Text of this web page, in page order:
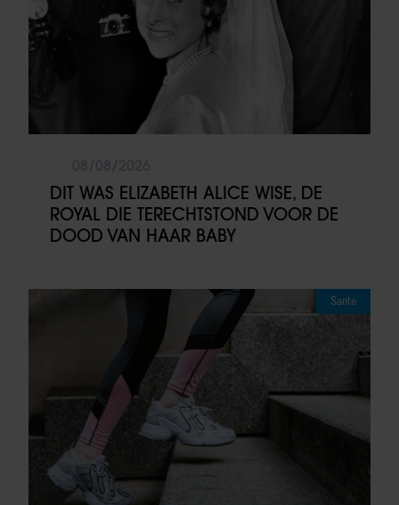
DIT WAS ELIZABETH ALICE WISE, DE
ROYAL DIE TERECHTSTOND VOOR DE
DOOD VAN HAAR BABY
Sante